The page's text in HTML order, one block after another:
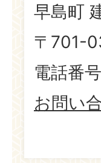
早島町
〒701-
電話番
お問い